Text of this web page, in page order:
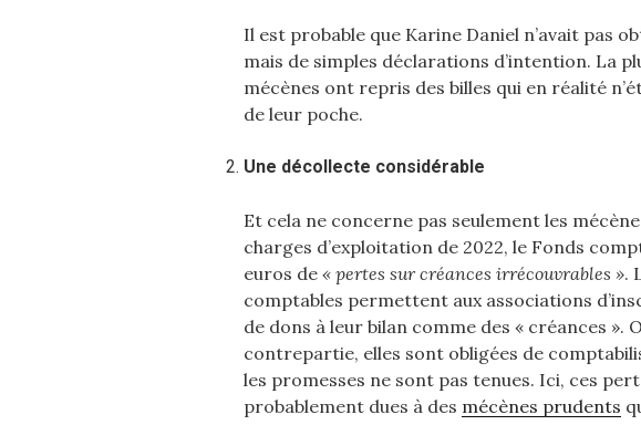
Il est probable que Karine Daniel n’avait pas
mais de simples déclarations d’intention. La
mécènes ont repris des billes qui en réalité
de leur poche.
Une décollecte considérable
Et cela ne concerne pas seulement les
charges d’exploitation de 2022, le Fonds
euros de « pertes sur créances irrécouvrables ».
comptables permettent aux associations
de dons à leur bilan comme des « créances ».
contrepartie, elles sont obligées de
les promesses ne sont pas tenues. Ici, ces
probablement dues à des mécènes prudents